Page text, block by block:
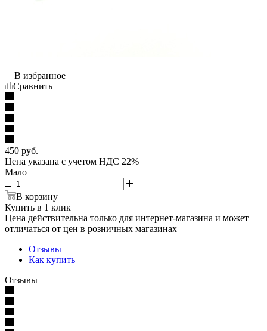
В избранное
Сравнить
450 руб.
Цена указана с учетом НДС 22%
Мало
В корзину
Купить в 1 клик
Цена действительна только для интернет-магазина и может
отличаться от цен в розничных магазинах
Отзывы
Как купить
Отзывы